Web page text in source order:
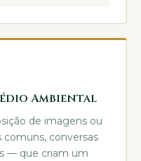
Ambiental
de imagens ou
conversas
— que criam um